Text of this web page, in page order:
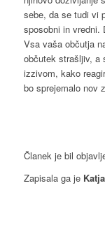
sebe, da se tudi vi
sposobni in vredni.
Vsa vaša občutja
občutek strašljiv, a
izzivom, kako
bo sprejemalo nov
Članek je bil
Zapisala ga je